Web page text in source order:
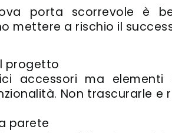
porta scorrevole è
mettere a rischio il
progetto
accessori ma elementi
Non trascurarle e
parete